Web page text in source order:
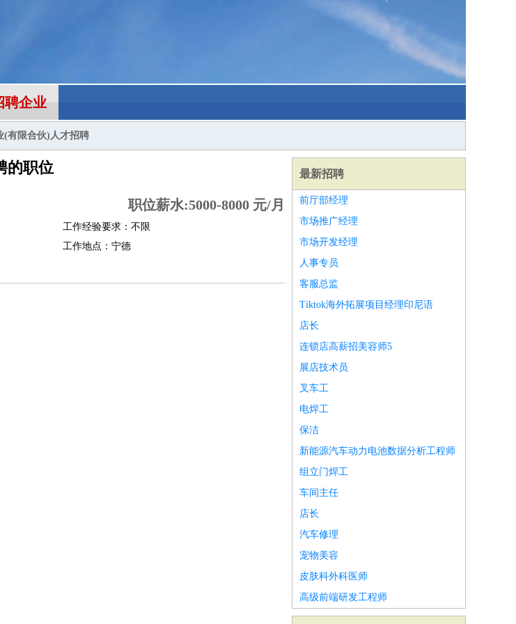
聘企业
(有限合伙)人才招聘
的职位
职位薪水:5000-8000 元/月
工作经验要求：不限
工作地点：宁德
最新招聘
前厅部经理
市场推广经理
市场开发经理
人事专员
客服总监
Tiktok海外拓展项目经理印尼语
店长
连锁店高薪招美容师5
展店技术员
叉车工
电焊工
保洁
新能源汽车动力电池数据分析工程师
组立门焊工
车间主任
店长
汽车修理
宠物美容
皮肤科外科医师
高级前端研发工程师